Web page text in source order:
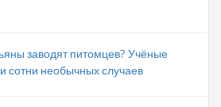
заводят питомцев? Учёные
сотни необычных случаев